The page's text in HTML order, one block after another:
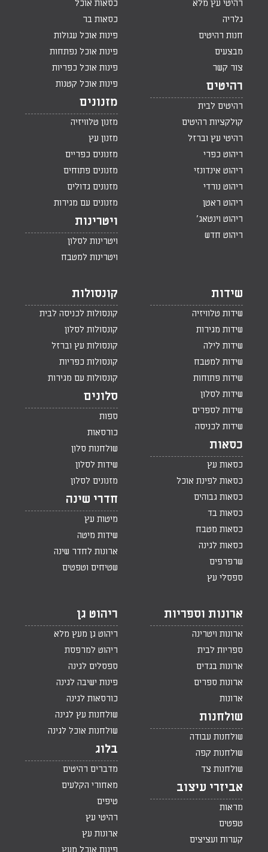
רהיטי עץ מלא
גלריה
חנות רהיטים
מבצעים
צור קשר
רהיטים
רהיטים לבית
קולקציות רהיטים
רהיטי עץ וברזל
ריהוט כפרי
ריהוט אינדונזי
ריהוט נורדי
ריהוט ראטן
ריהוט וינטאג'
ריהוט חדש
כסאות אוכל
כסאות בר
פינות אוכל עגולות
פינות אוכל נפתחות
פינות אוכל כפריות
פינות אוכל קטנות
מזנונים
מזנון טלוויזיה
מזנון עץ
מזנונים כפריים
מזנונים פתוחים
מזנונים גדולים
מזנונים עם מגירות
ויטרינות
ויטרינות לסלון
ויטרינות למטבח
שידות
שידות טלוויזיה
שידות מגירות
שידות לילה
שידות למטבח
שידות פתוחות
שידות לסלון
שידות לספרים
שידות לכניסה
כסאות
כסאות עץ
כסאות לפינת אוכל
כסאות גבוהים
כסאות בד
כסאות מטבח
כסאות לגינה
שרפרפים
ספסלי עץ
קונסולות
קונסולות לכניסה לבית
קונסולות לסלון
קונסולות עץ וברזל
קונסולות כפריות
קונסולות עם מגירות
סלונים
ספות
כורסאות
שולחנות סלון
שידות לסלון
מזנונים לסלון
חדרי שינה
מיטות עץ
שידות מיטה
ארונות לחדר שינה
שטיחים וטפטים
ארונות וספריות
ארונות ויטרינה
ספריות לבית
ארונות בגדים
ארונות ספרים
ארונות
שולחנות
שולחנות עבודה
שולחנות קפה
שולחנות צד
אביזרי עיצוב
מראות
טפטים
קערות ועציצים
ריהוט גן
ריהוט גן מעץ מלא
ריהוט למרפסת
ספסלים לגינה
פינות ישיבה לגינה
כורסאות לגינה
שולחנות עץ לגינה
שולחנות אוכל לגינה
בלוג
מדברים רהיטים
מאחורי הקלעים
טיפים
רהיטי עץ
ארונות עץ